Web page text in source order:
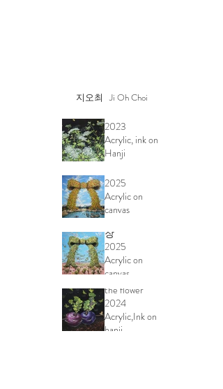
지오최 Ji Oh Choi
Birth and Life
2023
Acrylic, ink on
Hanji
행복한 동행-
2025
Acrylic on
canvas
추억이 숨겨
장
2025
Acrylic on
canvas
111 x 111 cm
Oneness-
Blooming into
the flower
2024
Acrylic,Ink on
hanji